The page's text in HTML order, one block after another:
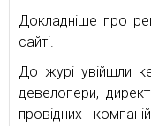
Докладніше про
сайті.
До журі увійшли
девелопери,
провідних